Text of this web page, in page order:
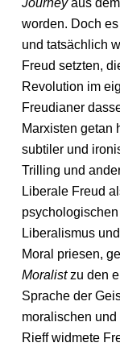
Journeyaus
worden. Doch
und tatsächlich
Freud setzten,
Revolution im
Freudianer
Marxisten getan
subtiler und
Trilling und
Liberale Freud
Liberalismus
Moral priesen,
Moralistzu den
Sprache der
moralischen
Rieff widmete